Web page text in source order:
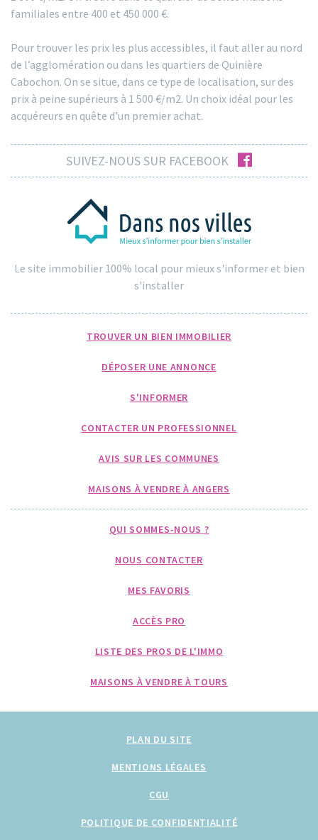
familiales entre 400 et 450 000 €.
Pour trouver les prix les plus accessibles, il faut aller au nord
de l’agglomération ou dans les quartiers de Quinière
Cabochon. On se situe, dans ce type de localisation, sur des
prix à peine supérieurs à 1 500 €/m2. Un choix idéal pour les
acquéreurs en quête d’un premier achat.
SUIVEZ-NOUS SUR FACEBOOK facebook
Le site immobilier 100% local pour mieux s'informer et bien
s'installer
TROUVER UN BIEN IMMOBILIER
DÉPOSER UNE ANNONCE
S'INFORMER
CONTACTER UN PROFESSIONNEL
AVIS SUR LES COMMUNES
MAISONS À VENDRE À ANGERS
QUI SOMMES-NOUS ?
NOUS CONTACTER
MES FAVORIS
ACCÈS PRO
LISTE DES PROS DE L'IMMO
MAISONS À VENDRE À TOURS
PLAN DU SITE
MENTIONS LÉGALES
CGU
POLITIQUE DE CONFIDENTIALITÉ